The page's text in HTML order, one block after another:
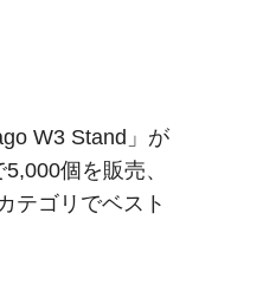
W3 Stand」が
個を販売、
テゴリでベスト